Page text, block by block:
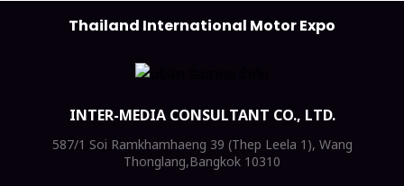
Thailand International Motor Expo
INTER-MEDIA CONSULTANT CO., LTD.
587/1 Soi Ramkhamhaeng 39 (Thep Leela 1), Wang
Thonglang,Bangkok 10310